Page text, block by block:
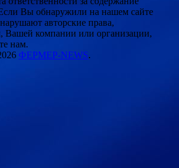
Вы обнаружили на нашем сайте
авторские права,
Вашей компании или организации,
нам.
ФЕРМЕР-NEWS.